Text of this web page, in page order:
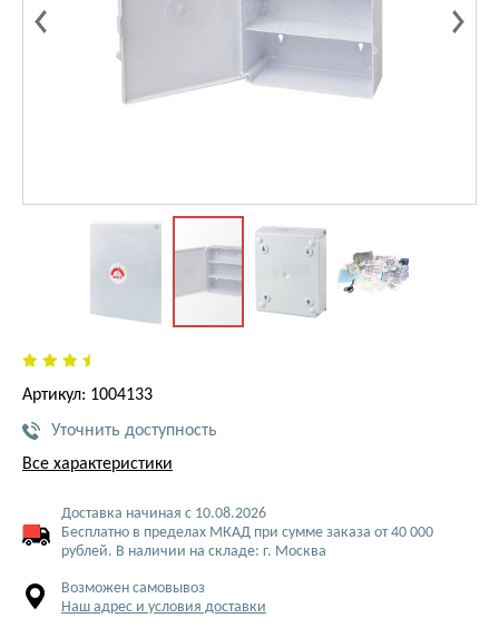
Артикул: 1004133
Уточнить доступность
Все характеристики
Доставка начиная с 10.08.2026
Бесплатно в пределах МКАД при сумме заказа от 40 000
рублей. В наличии на складе: г. Москва
Возможен самовывоз
Наш адрес и условия доставки